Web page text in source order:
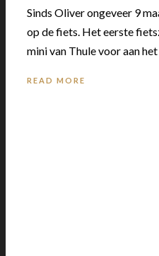
Sinds Oliver ongeveer 9
op de fiets. Het eerste
mini van Thule voor aan
READ MORE